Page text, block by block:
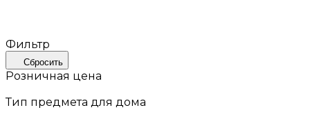
Фильтр
Сбросить
Розничная цена
Тип предмета для дома